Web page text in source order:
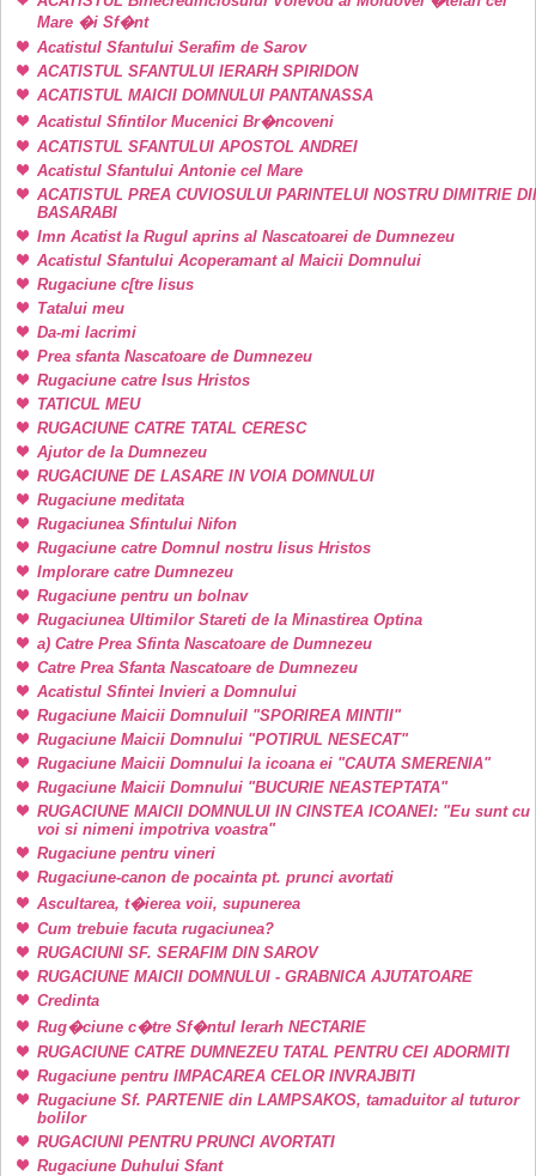
Mare �i Sf�nt
Acatistul Sfantului Serafim de Sarov
ACATISTUL SFANTULUI IERARH SPIRIDON
ACATISTUL MAICII DOMNULUI PANTANASSA
Acatistul Sfintilor Mucenici Br�ncoveni
ACATISTUL SFANTULUI APOSTOL ANDREI
Acatistul Sfantului Antonie cel Mare
ACATISTUL PREA CUVIOSULUI PARINTELUI NOSTRU DIMITRIE
BASARABI
Imn Acatist la Rugul aprins al Nascatoarei de Dumnezeu
Acatistul Sfantului Acoperamant al Maicii Domnului
Rugaciune c[tre Iisus
Tatalui meu
Da-mi lacrimi
Prea sfanta Nascatoare de Dumnezeu
Rugaciune catre Isus Hristos
TATICUL MEU
RUGACIUNE CATRE TATAL CERESC
Ajutor de la Dumnezeu
RUGACIUNE DE LASARE IN VOIA DOMNULUI
Rugaciune meditata
Rugaciunea Sfintului Nifon
Rugaciune catre Domnul nostru Iisus Hristos
Implorare catre Dumnezeu
Rugaciune pentru un bolnav
Rugaciunea Ultimilor Stareti de la Minastirea Optina
a) Catre Prea Sfinta Nascatoare de Dumnezeu
Catre Prea Sfanta Nascatoare de Dumnezeu
Acatistul Sfintei Invieri a Domnului
Rugaciune Maicii DomnuluiI "SPORIREA MINTII"
Rugaciune Maicii Domnului "POTIRUL NESECAT"
Rugaciune Maicii Domnului la icoana ei "CAUTA SMERENIA"
Rugaciune Maicii Domnului "BUCURIE NEASTEPTATA"
RUGACIUNE MAICII DOMNULUI IN CINSTEA ICOANEI: "Eu sunt cu
voi si nimeni impotriva voastra"
Rugaciune pentru vineri
Rugaciune-canon de pocainta pt. prunci avortati
Ascultarea, t�ierea voii, supunerea
Cum trebuie facuta rugaciunea?
RUGACIUNI SF. SERAFIM DIN SAROV
RUGACIUNE MAICII DOMNULUI - GRABNICA AJUTATOARE
Credinta
Rug�ciune c�tre Sf�ntul Ierarh NECTARIE
RUGACIUNE CATRE DUMNEZEU TATAL PENTRU CEI ADORMITI
Rugaciune pentru IMPACAREA CELOR INVRAJBITI
Rugaciune Sf. PARTENIE din LAMPSAKOS, tamaduitor al tuturor
bolilor
RUGACIUNI PENTRU PRUNCI AVORTATI
Rugaciune Duhului Sfant